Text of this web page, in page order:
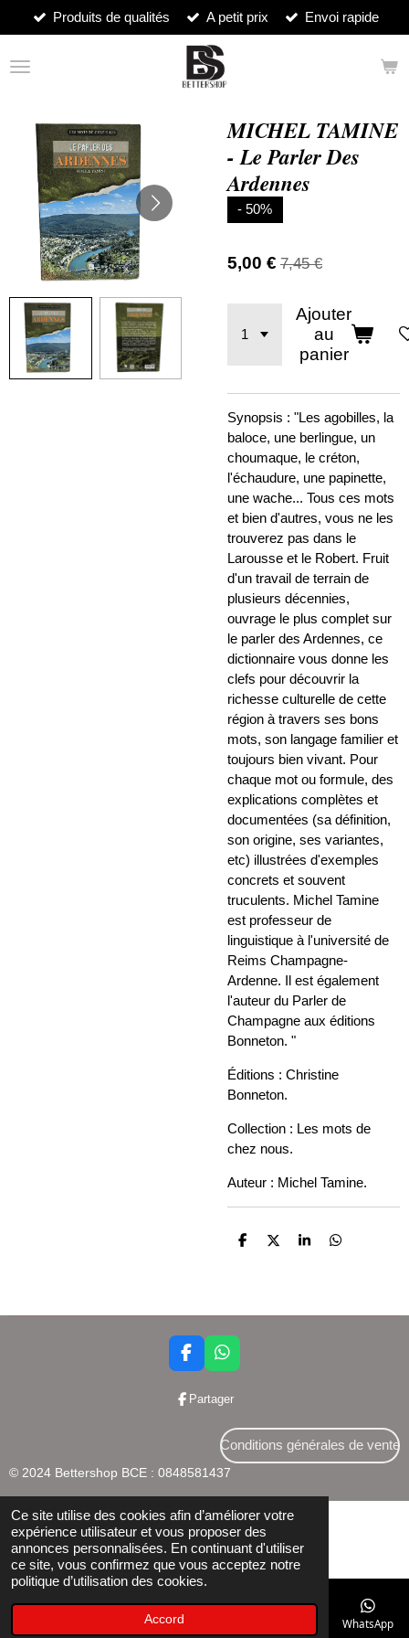
Ce site utilise des cookies afin d’améliorer votre
expérience utilisateur et vous proposer des
annonces personnalisées. En continuant d'utiliser
ce site, vous confirmez que vous acceptez notre
politique d’utilisation des cookies.
Accord
Passer
au
contenu
principal
Produits de qualités A petit prix Envoi rapide
MICHEL TAMINE
- Le Parler Des
Ardennes
- 50%
5,00 € 7,45 €
Ajouter
au
panier
Synopsis : "Les agobilles, la
baloce, une berlingue, un
choumaque, le créton,
l'échaudure, une papinette,
une wache... Tous ces mots
et bien d'autres, vous ne les
trouverez pas dans le
Larousse et le Robert. Fruit
d'un travail de terrain de
plusieurs décennies,
ouvrage le plus complet sur
le parler des Ardennes, ce
dictionnaire vous donne les
clefs pour découvrir la
richesse culturelle de cette
région à travers ses bons
mots, son langage familier et
toujours bien vivant. Pour
chaque mot ou formule, des
explications complètes et
documentées (sa définition,
son origine, ses variantes,
etc) illustrées d'exemples
concrets et souvent
truculents. Michel Tamine
est professeur de
linguistique à l'université de
Reims Champagne-
Ardenne. Il est également
l'auteur du Parler de
Champagne aux éditions
Bonneton. "
Éditions : Christine
Bonneton.
Collection : Les mots de
chez nous.
Auteur : Michel Tamine.
P
g
P
g
P
g
P
g
F
a
c
k
W
h
t
A
p
p
Partager
Conditions générales de vente
© 2024 Bettershop BCE : 0848581437
Téléphone WhatsApp